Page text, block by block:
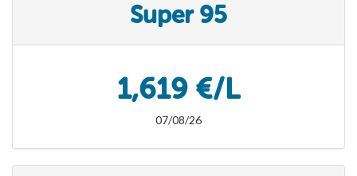
Super 95
1,619 €/L
07/08/26